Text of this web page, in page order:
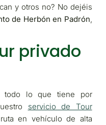
y otros no? No dejéis
de Herbón en Padrón
privado
todo lo que tiene por
servicio de Tour
en vehículo de alta